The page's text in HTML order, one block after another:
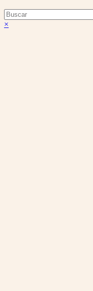
Volver
×